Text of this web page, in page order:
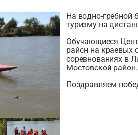
На водно-гребной
туризму на
Обучающиеся
район на краевых
соревнованиях в
Мостовской район.
Поздравляем